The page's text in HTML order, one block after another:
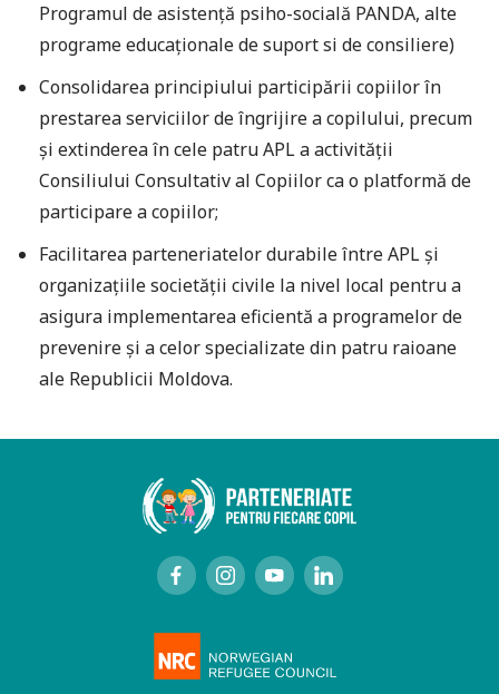
Programul de asistență psiho-socială PANDA, alte
programe educaționale de suport si de consiliere)
Consolidarea principiului participării copiilor în
prestarea serviciilor de îngrijire a copilului, precum
și extinderea în cele patru APL a activității
Consiliului Consultativ al Copiilor ca o platformă de
participare a copiilor;
Facilitarea parteneriatelor durabile între APL și
organizațiile societății civile la nivel local pentru a
asigura implementarea eficientă a programelor de
prevenire și a celor specializate din patru raioane
ale Republicii Moldova.